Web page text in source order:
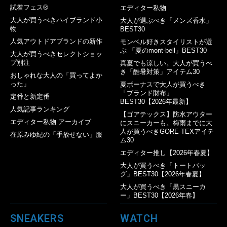
試着フェス®︎
大人が買うべきハイブランド小
物
人気アウトドアブランドの新作
大人が買うべきセレクトショッ
プ別注
おしゃれな大人の「買ってよか
った」
定番と新定番
人気記事ランキング
エディター私物 アーカイブ
在原みゆ紀の「手放せない」服
エディター私物
大人が選ぶべき「メンズ香水」
BEST30
モンベル好きスタイリストが選
ぶ 「夏のmont-bell」BEST30
真夏でも涼しい。大人が買うべ
き「酷暑対策」アイテム30
夏ボーナスで大人が買うべき
「ブランド財布」
BEST30【2026年最新】
【ゴアテックス】防水アウター
にスニーカーも。梅雨までに大
人が買うべきGORE-TEXアイテ
ム30
エディター推し【2026年春夏】
大人が買うべき「トートバッ
グ」BEST30【2026年春夏】
大人が買うべき「黒スニーカ
ー」BEST30【2026年春】
SNEAKERS WATCH